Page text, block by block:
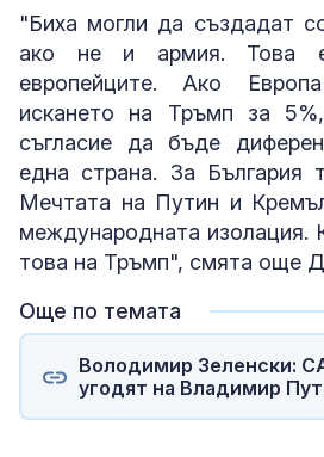
"Биха могли да създадат
ако не и армия. Това
европейците. Ако
искането на Тръмп за
съгласие да бъде
една страна. За България
Мечтата на Путин и
международната изолация.
това на Тръмп", смята още
Още по темата
Володимир Зеленски:
угодят на Владимир